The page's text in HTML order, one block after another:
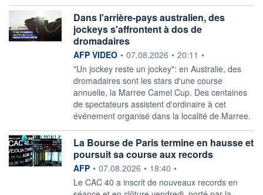
Dans l'arrière-pays australien, des
jockeys s'affrontent à dos de
dromadaires
information fournie par
AFP VIDEO • 07.08.2026 • 20:11 •
"Un jockey reste un jockey": en Australie, des
dromadaires sont les stars d'une course
annuelle, la Marree Camel Cup. Des centaines
de spectateurs assistent d'ordinaire à cet
événement organisé dans la localité de Marree.
La Bourse de Paris termine en hausse et
poursuit sa course aux records
information fournie par
AFP • 07.08.2026 • 18:40 •
Le CAC 40 a inscrit de nouveaux records en